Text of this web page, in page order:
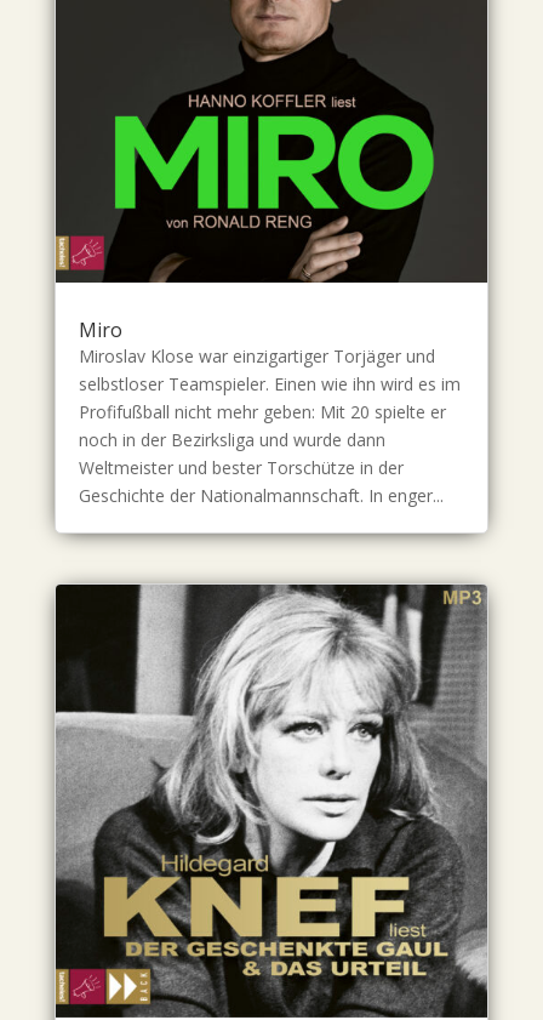
Miro
Miroslav Klose war einzigartiger Torjäger und
selbstloser Teamspieler. Einen wie ihn wird es im
Profifußball nicht mehr geben: Mit 20 spielte er
noch in der Bezirksliga und wurde dann
Weltmeister und bester Torschütze in der
Geschichte der Nationalmannschaft. In enger...